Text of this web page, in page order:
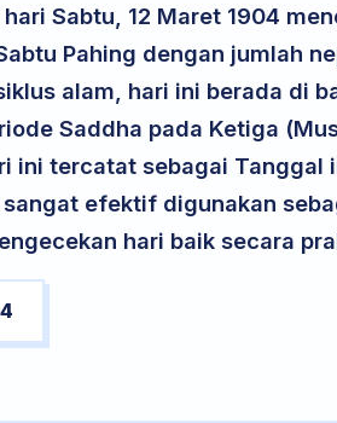
Sabtu, 12 Maret 1904
Pahing dengan jumlah
alam, hari ini berada di
Saddha pada Ketiga
ini tercatat sebagai Tanggal
efektif digunakan
hari baik secara